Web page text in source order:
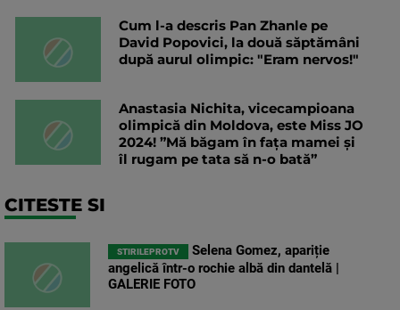
Cum l-a descris Pan Zhanle pe
David Popovici, la două săptămâni
după aurul olimpic: "Eram nervos!"
Anastasia Nichita, vicecampioana
olimpică din Moldova, este Miss JO
2024! ”Mă băgam în faţa mamei şi
îl rugam pe tata să n-o bată”
CITESTE SI
STIRILEPROTV
Selena Gomez, apariție
angelică într-o rochie albă din dantelă |
GALERIE FOTO